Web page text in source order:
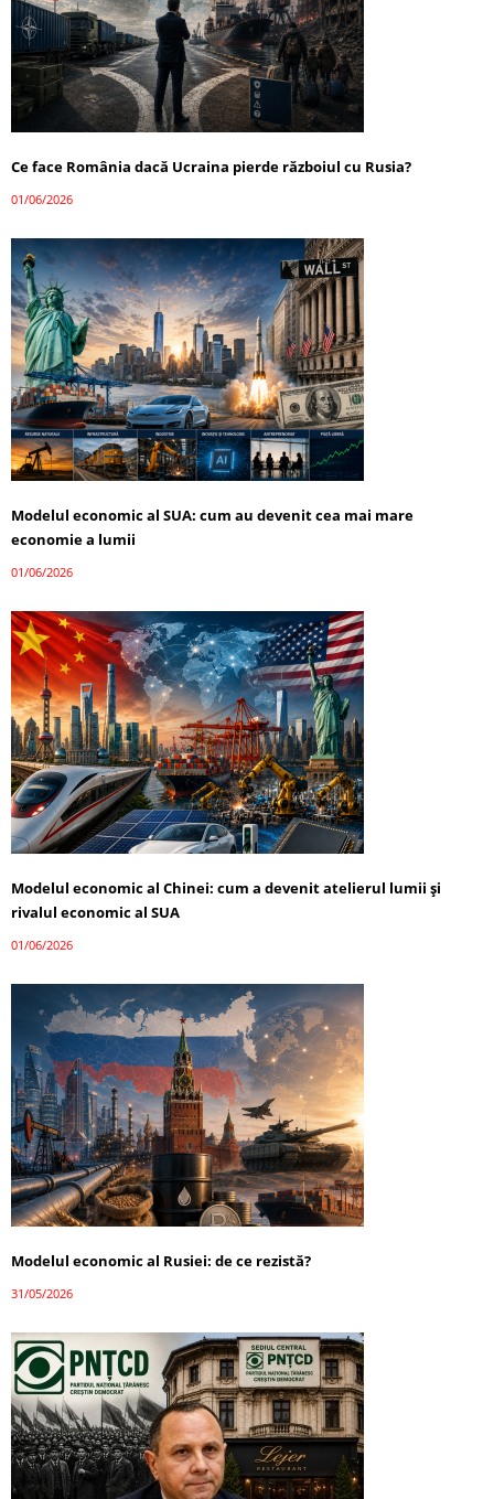
Ce face România dacă Ucraina pierde războiul cu Rusia?
01/06/2026
Modelul economic al SUA: cum au devenit cea mai mare
economie a lumii
01/06/2026
Modelul economic al Chinei: cum a devenit atelierul lumii și
rivalul economic al SUA
01/06/2026
Modelul economic al Rusiei: de ce rezistă?
31/05/2026